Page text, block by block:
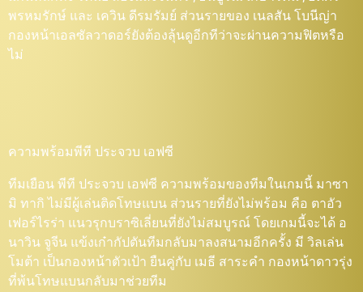
พรหมรักษ์ และ เควิน ดีรมรัมย์ ส่วนรายของ เนลสัน โบนีญ่า
กองหน้าเอลซัลวาดอร์ยังต้องลุ้นดูอีกทีว่าจะผ่านความฟิตหรือ
ไม่
ความพร้อมพีที ประจวบ เอฟซี
ทีมเยือน พีที ประจวบ เอฟซี ความพร้อมของทีมในเกมนี้ มาซา
มิ ทากิ ไม่มีผู้เล่นติดโทษแบน ส่วนรายที่ยังไม่พร้อม คือ ตาอัว
เฟอร์ไรร่า แนวรุกบราซิเลี่ยนที่ยังไม่สมบูรณ์ โดยเกมนี้จะได้ อ
นาวิน จูจีน แข้งเก๋ากัปตันทีมกลับมาลงสนามอีกครั้ง มี วิลเล่น
โมต้า เป็นกองหน้าตัวเป้า ยืนคู่กับ เมธี สาระคำ กองหน้าดาวรุ่ง
ที่พ้นโทษแบนกลับมาช่วยทีม